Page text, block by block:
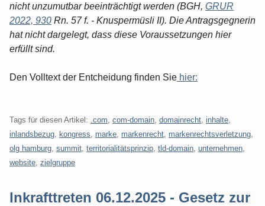
nicht unzumutbar beeinträchtigt werden (BGH, GRUR
2022, 930 Rn. 57 f. - Knuspermüsli II). Die Antragsgegnerin
hat nicht dargelegt, dass diese Voraussetzungen hier
erfüllt sind.
Den Volltext der Entcheidung finden Sie hier:
Tags für diesen Artikel: .com com-domain domainrecht inhalte
inlandsbezug
kongress marke markenrecht markenrechtsverletzung
olg hamburg summit territorialitätsprinzip tld-domain unternehmen
website zielgruppe
Inkrafttreten 06.12.2025 - Gesetz zur